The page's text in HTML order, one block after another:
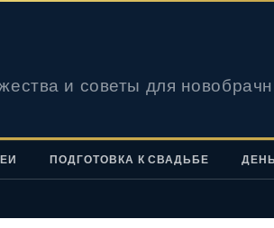
и советы для
ПОДГОТОВКА К СВАДЬБЕ